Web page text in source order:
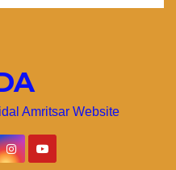
Amritsar Website